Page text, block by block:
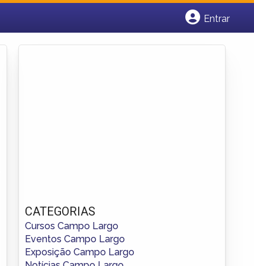
Entrar
CATEGORIAS
Cursos Campo Largo
Eventos Campo Largo
Exposição Campo Largo